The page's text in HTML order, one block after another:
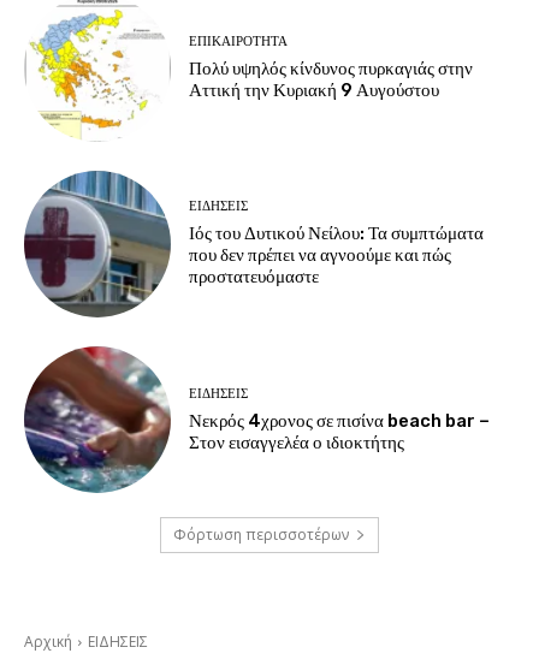
ΕΠΙΚΑΙΡΟΤΗΤΑ
Πολύ υψηλός κίνδυνος πυρκαγιάς στην
Αττική την Κυριακή 9 Αυγούστου
ΕΙΔΗΣΕΙΣ
Ιός του Δυτικού Νείλου: Τα συμπτώματα
που δεν πρέπει να αγνοούμε και πώς
προστατευόμαστε
ΕΙΔΗΣΕΙΣ
Νεκρός 4χρονος σε πισίνα beach bar –
Στον εισαγγελέα ο ιδιοκτήτης
Φόρτωση περισσοτέρων